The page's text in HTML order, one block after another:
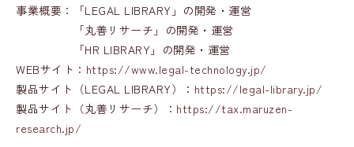
事業概要：「LEGAL LIBRARY」の開発・運営
「丸善リサーチ」の開発・運営
「HR LIBRARY」の開発・運営
WEBサイト： https://www.legal-technology.jp/
製品サイト（LEGAL LIBRARY）： https://legal-library.jp/
製品サイト（丸善リサーチ）： https://tax.maruzen-
research.jp/